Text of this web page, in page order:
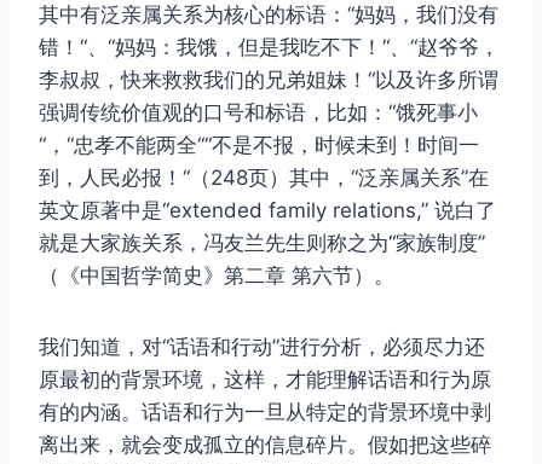
其中有泛亲属关系为核心的标语：“妈妈，我们没有
错！“、“妈妈：我饿，但是我吃不下！“、“赵爷爷，
李叔叔，快来救救我们的兄弟姐妹！“以及许多所谓
强调传统价值观的口号和标语，比如：“饿死事小
“，“忠孝不能两全““不是不报，时候未到！时间一
到，人民必报！“（248页）其中，“泛亲属关系”在
英文原著中是“extended family relations,” 说白了
就是大家族关系，冯友兰先生则称之为“家族制度”
（《中国哲学简史》第二章 第六节）。
我们知道，对“话语和行动”进行分析，必须尽力还
原最初的背景环境，这样，才能理解话语和行为原
有的内涵。话语和行为一旦从特定的背景环境中剥
离出来，就会变成孤立的信息碎片。假如把这些碎